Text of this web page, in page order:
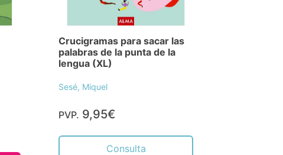
Crucigramas para sacar las
palabras de la punta de la
lengua (XL)
Sesé, Miquel
PVP. 9,95€
Consulta